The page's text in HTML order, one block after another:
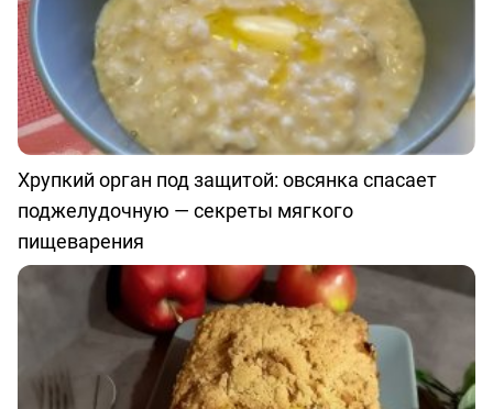
Хрупкий орган под защитой: овсянка спасает
поджелудочную — секреты мягкого
пищеварения